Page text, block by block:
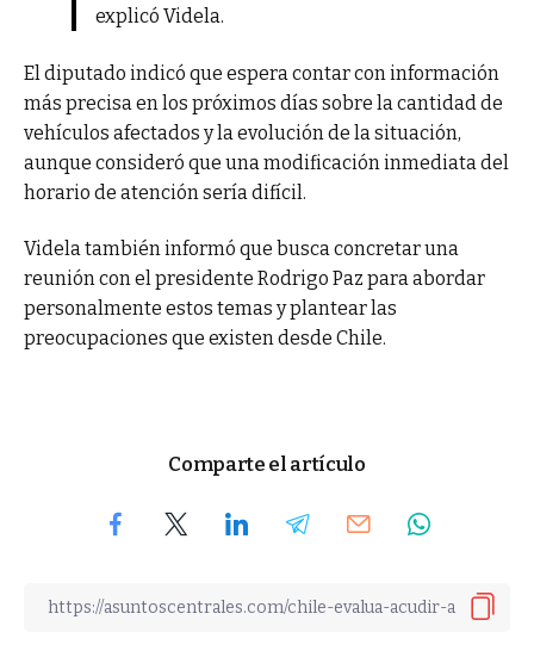
explicó Videla.
El diputado indicó que espera contar con información
más precisa en los próximos días sobre la cantidad de
vehículos afectados y la evolución de la situación,
aunque consideró que una modificación inmediata del
horario de atención sería difícil.
Videla también informó que busca concretar una
reunión con el presidente Rodrigo Paz para abordar
personalmente estos temas y plantear las
preocupaciones que existen desde Chile.
Comparte el artículo